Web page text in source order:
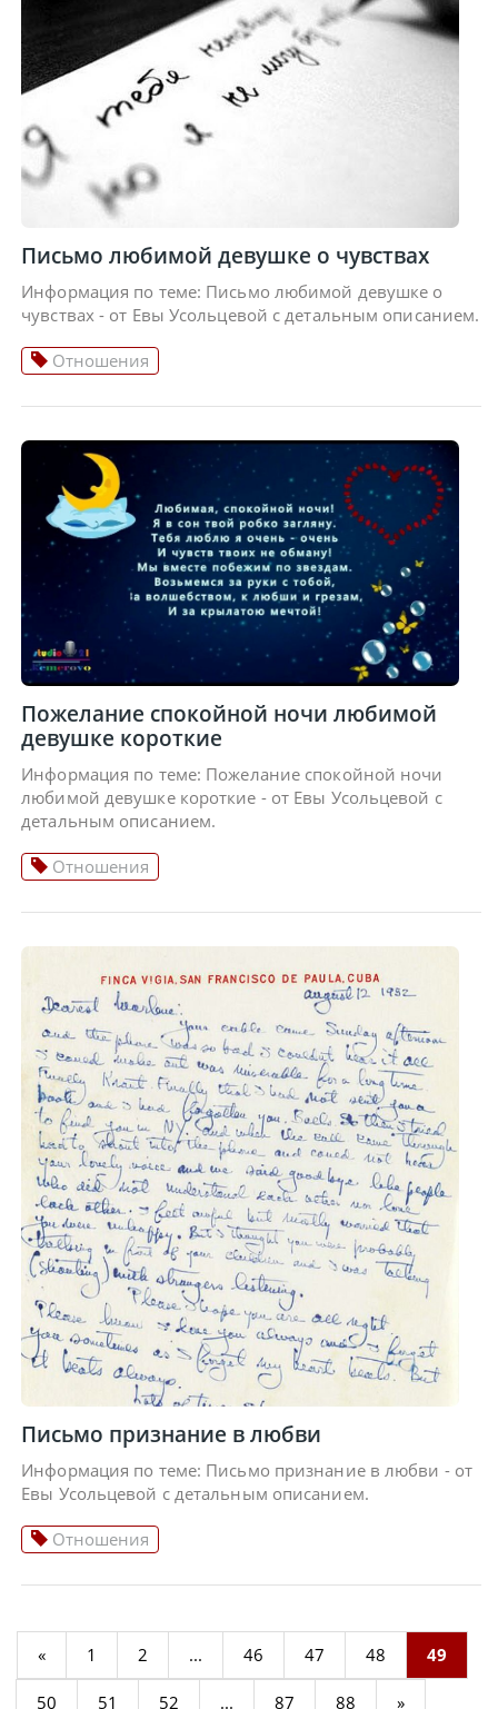
Письмо любимой девушке о чувствах
Информация по теме: Письмо любимой девушке о
чувствах - от Евы Усольцевой с детальным описанием.
Отношения
Пожелание спокойной ночи любимой
девушке короткие
Информация по теме: Пожелание спокойной ночи
любимой девушке короткие - от Евы Усольцевой с
детальным описанием.
Отношения
Письмо признание в любви
Информация по теме: Письмо признание в любви - от
Евы Усольцевой с детальным описанием.
Отношения
« 1 2 ... 46 47 48 49
50 51 52 ... 87 88 »